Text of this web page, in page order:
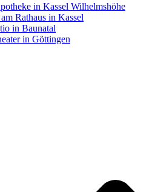
in Kassel Wilhelmshöhe
Rathaus in Kassel
in Baunatal
in Göttingen